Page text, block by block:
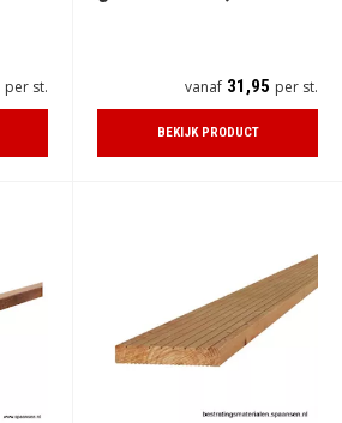
per st. vanaf 31,95 per st.
BEKIJK PRODUCT